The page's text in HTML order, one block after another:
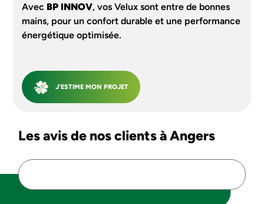
Avec BP INNOV, vos Velux sont entre de bonnes
mains, pour un confort durable et une performance
énergétique optimisée.
J'ESTIME MON PROJET
Les avis de nos clients à Angers